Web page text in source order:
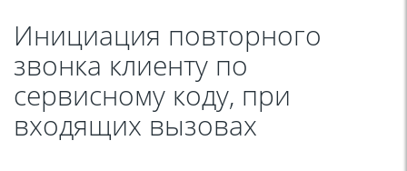
Инициация повторного
звонка клиенту по
сервисному коду, при
входящих вызовах